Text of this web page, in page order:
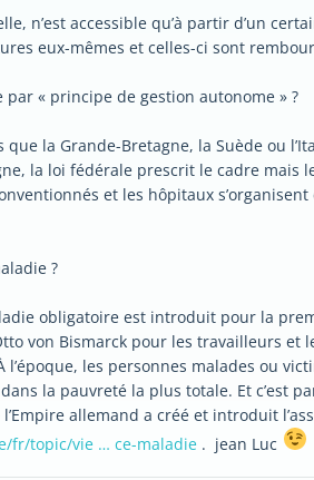
n’est accessible qu’à partir d’un
eux-mêmes et celles-ci sont
par « principe de gestion autonome » ?
la Grande-Bretagne, la Suède ou
la loi fédérale prescrit le cadre mais
et les hôpitaux
?
obligatoire est introduit pour la
von Bismarck pour les travailleurs et
l’époque, les personnes malades ou
la pauvreté la plus totale. Et c’est
allemand a créé et introduit
fr/topic/vie … ce-maladie . jean Luc